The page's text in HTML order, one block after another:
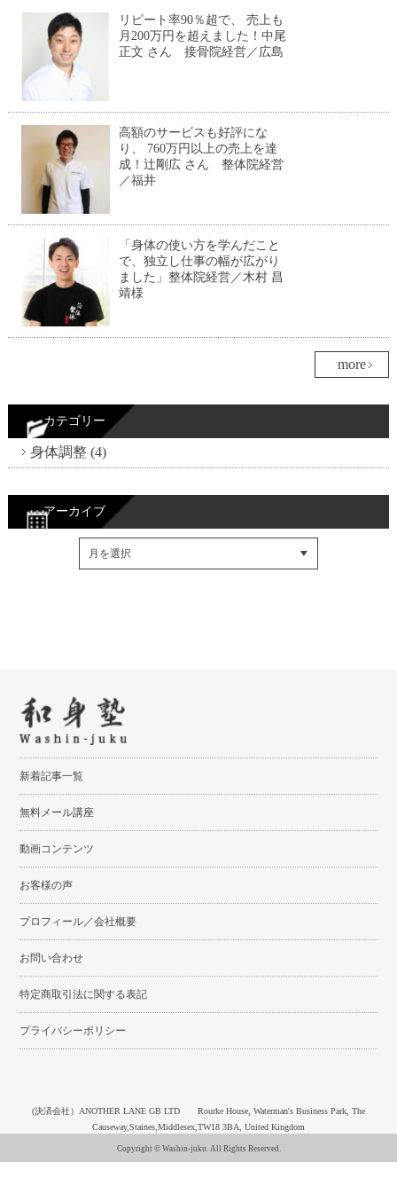
リピート率90％超で、 売上も
月200万円を超えました！中尾
正文 さん 接骨院経営／広島
高額のサービスも好評にな
り、 760万円以上の売上を達
成！辻剛広 さん 整体院経営
／福井
「身体の使い方を学んだこと
で、独立し仕事の幅が広がり
ました」整体院経営／木村 昌
靖様
more
カテゴリー
身体調整 (4)
アーカイブ
新着記事一覧
無料メール講座
動画コンテンツ
お客様の声
プロフィール／会社概要
お問い合わせ
特定商取引法に関する表記
プライバシーポリシー
(決済会社）ANOTHER LANE GB LTD Rourke House, Waterman's Business Park, The
Causeway,Staines,Middlesex,TW18 3BA, United Kingdom
Copyright © Washin-juku. All Rights Reserved.